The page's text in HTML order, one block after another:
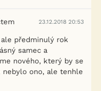
23.12.2018 20:53
předminulý rok
samec a
nového, který by se
ono, ale tenhle